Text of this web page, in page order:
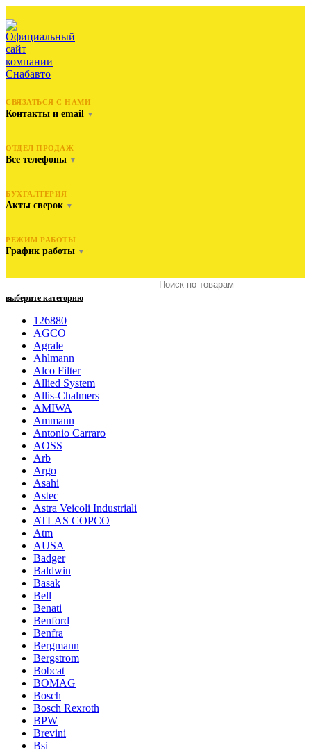
СВЯЗАТЬСЯ С НАМИ
Контакты и email ▼
ОТДЕЛ ПРОДАЖ
Все телефоны ▼
БУХГАЛТЕРИЯ
Акты сверок ▼
РЕЖИМ РАБОТЫ
График работы ▼
выберите категорию
126880
AGCO
Agrale
Ahlmann
Alco Filter
Allied System
Allis-Chalmers
AMIWA
Ammann
Antonio Carraro
AOSS
Arb
Argo
Asahi
Astec
Astra Veicoli Industriali
ATLAS COPCO
Atm
AUSA
Badger
Baldwin
Basak
Bell
Benati
Benford
Benfra
Bergmann
Bergstrom
Bobcat
BOMAG
Bosch
Bosch Rexroth
BPW
Brevini
Bsi